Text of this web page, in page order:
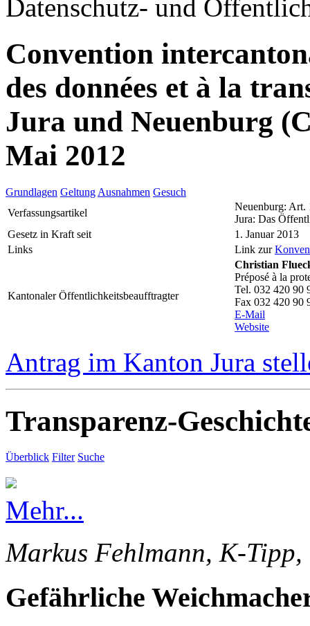
Datenschutz- und
Convention
des données et à la
Jura und Neuenburg
Mai 2012
Grundlagen Geltung Ausnahmen Gesuch
Verfassungsartikel
Neuenburg: Art.
Jura: Das
Gesetz in Kraft seit
1. Januar 2013
Links
Link zur
Kantonaler Öffentlichkeitsbeaufftragter
Christian
Préposé à la
Tel. 032 420 90
Fax 032 420 90
E-Mail
Website
Antrag im Kanton Jura
Transparenz-
Überblick Filter Suche
Mehr...
Markus Fehlmann, K-Tipp,
Gefährliche